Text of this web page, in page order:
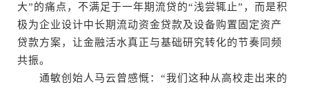
大”的痛点，不满足于一年期流贷的“浅尝辄止”，而是积
极为企业设计中长期流动资金贷款及设备购置固定资产
贷款方案，让金融活水真正与基础研究转化的节奏同频
共振。
通敏创始人马云曾感慨：“我们这种从高校走出来的